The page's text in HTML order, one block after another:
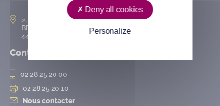
2, rue de l’Hôtel-de-Ville
BP 50167
44802 Saint-Herblain cedex
Contact
02 28 25 20 00
02 28 25 20 10
Nous contacter
Deny all cookies
Personalize